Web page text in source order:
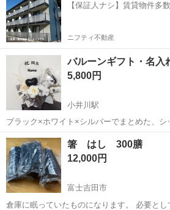
【保証人ナシ】賃貸物件多
ニフティ不動産
バルーンギフト・名入
5,800円
小井川駅
ブラック×ホワイト×シルバーでまとめた、シ
ボボバルーン(透明バルーン)と黒のハートバ
かさがありながらも落ち着いた印象に仕上げ
ーやフェザーを合わせることで...
山梨 南アルプス市 小井川駅
箸 はし 300膳
12,000円
富士吉田市
倉庫に眠っていたものになります。 必要とし